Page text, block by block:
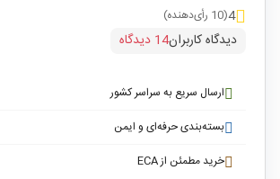
4(10 رأی‌دهنده)
دیدگاه کاربران14 دیدگاه
ارسال سریع به سراسر کشور
بسته‌بندی حرفه‌ای و ایمن
خرید مطمئن از ECA